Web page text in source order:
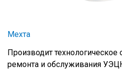
Мехта
Производит технологическое
ремонта и обслуживания